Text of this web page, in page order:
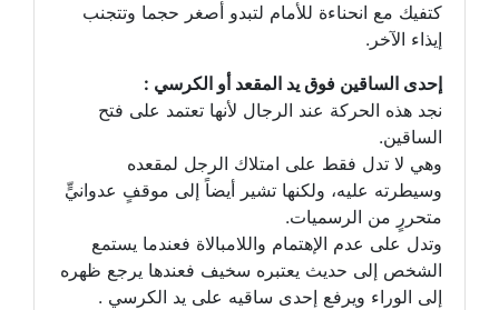
كتفيك مع انحناءة للأمام لتبدو أصغر حجما وتتجنب
إيذاء الآخر.
إحدى الساقين فوق يد المقعد أو الكرسي :
نجد هذه الحركة عند الرجال لأنها تعتمد على فتح
الساقين.
وهي لا تدل فقط على امتلاك الرجل لمقعده
وسيطرته عليه، ولكنها تشير أيضاً إلى موقفٍ عدوانيٍّ
متحررٍ من الرسميات.
وتدل على عدم الإهتمام واللامبالاة فعندما يستمع
الشخص إلى حديث يعتبره سخيف فعندها يرجع ظهره
إلى الوراء ويرفع إحدى ساقيه على يد الكرسي .